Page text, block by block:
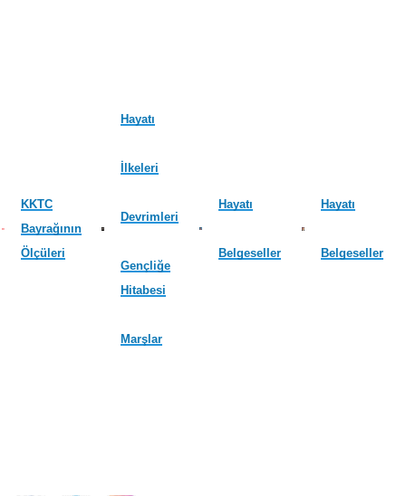
KKTC
Bayrağının
Ölçüleri
Hayatı
İlkeleri
Devrimleri
Gençliğe
Hitabesi
Marşlar
Hayatı
Belgeseller
Hayatı
Belgeseller